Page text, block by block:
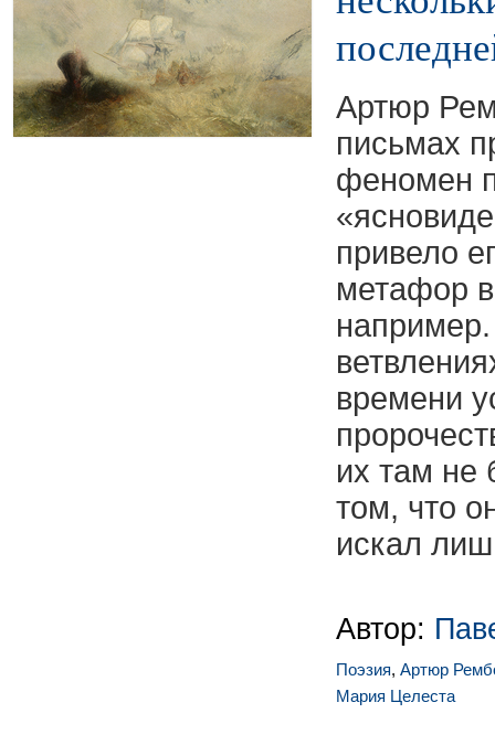
Артюр
письмах
феномен
привело
метафор
времени
их там
том, что
искал
Автор:
Поэзия, Артюр
Мария Целеста